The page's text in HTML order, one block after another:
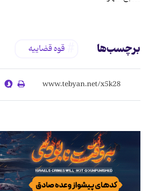
برچسب‌ها قوه قضاییه